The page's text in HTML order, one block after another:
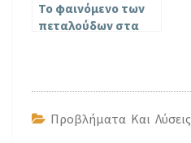
Το φαινόμενο των
πεταλούδων στα
Προβλήματα Και Λύσεις